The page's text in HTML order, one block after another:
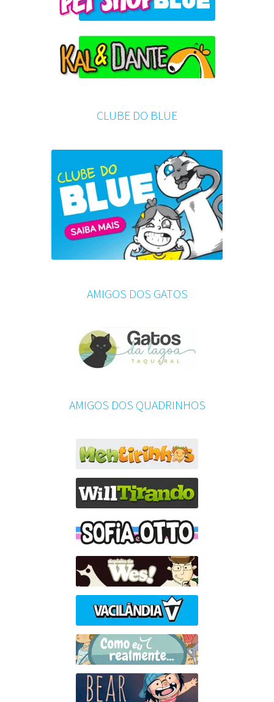
CLUBE DO BLUE
AMIGOS DOS GATOS
AMIGOS DOS QUADRINHOS